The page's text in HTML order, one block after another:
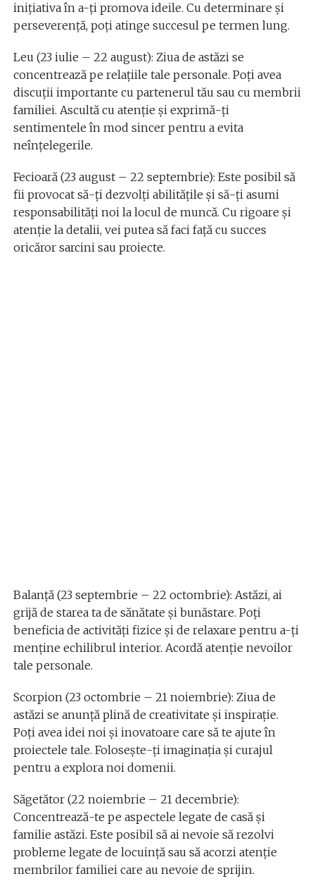
inițiativa în a-ți promova ideile. Cu determinare și
perseverență, poți atinge succesul pe termen lung.
Leu (23 iulie – 22 august): Ziua de astăzi se
concentrează pe relațiile tale personale. Poți avea
discuții importante cu partenerul tău sau cu membrii
familiei. Ascultă cu atenție și exprimă-ți
sentimentele în mod sincer pentru a evita
neînțelegerile.
Fecioară (23 august – 22 septembrie): Este posibil să
fii provocat să-ți dezvolți abilitățile și să-ți asumi
responsabilități noi la locul de muncă. Cu rigoare și
atenție la detalii, vei putea să faci față cu succes
oricăror sarcini sau proiecte.
Balanță (23 septembrie – 22 octombrie): Astăzi, ai
grijă de starea ta de sănătate și bunăstare. Poți
beneficia de activități fizice și de relaxare pentru a-ți
menține echilibrul interior. Acordă atenție nevoilor
tale personale.
Scorpion (23 octombrie – 21 noiembrie): Ziua de
astăzi se anunță plină de creativitate și inspirație.
Poți avea idei noi și inovatoare care să te ajute în
proiectele tale. Folosește-ți imaginația și curajul
pentru a explora noi domenii.
Săgetător (22 noiembrie – 21 decembrie):
Concentrează-te pe aspectele legate de casă și
familie astăzi. Este posibil să ai nevoie să rezolvi
probleme legate de locuință sau să acorzi atenție
membrilor familiei care au nevoie de sprijin.